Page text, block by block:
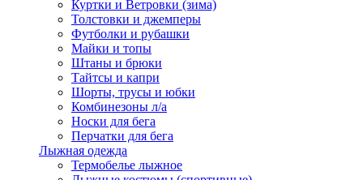
Куртки и Ветровки (зима)
Толстовки и джемперы
Футболки и рубашки
Майки и топы
Штаны и брюки
Тайтсы и капри
Шорты, трусы и юбки
Комбинезоны л/а
Носки для бега
Перчатки для бега
Лыжная одежда
Термобелье лыжное